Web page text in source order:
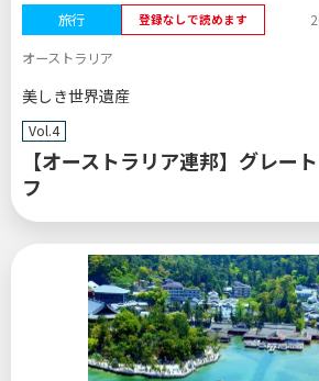
旅行 登録なしで読めます
オーストラリア
美しき世界遺産
Vol.4
【オーストラリア連邦】グレー
フ